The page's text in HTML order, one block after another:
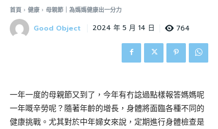
首頁 健康 母親節｜為媽媽健康出一分力
Good Object 2024 年 5 月 14 日 764
一年一度的母親節又到了，今年有冇諗過點樣報答媽媽呢
一年嘅辛勞呢？隨著年齡的增長，身體將面臨各種不同的
健康挑戰。尤其對於中年婦女來說，定期進行身體檢查是